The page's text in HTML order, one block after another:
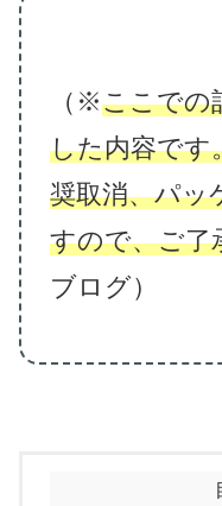
（※ここでの
した内容です
奨取消、パッ
すので、ご了
ブログ）